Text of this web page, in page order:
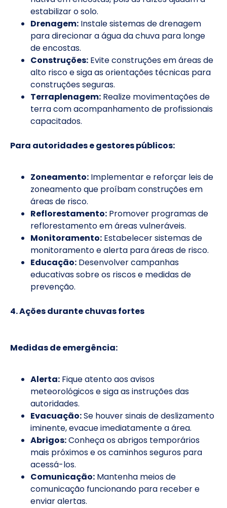
estabilizar o solo.
Drenagem: Instale sistemas de drenagem
para direcionar a água da chuva para longe
de encostas.
Construções: Evite construções em áreas de
alto risco e siga as orientações técnicas para
construções seguras.
Terraplenagem: Realize movimentações de
terra com acompanhamento de profissionais
capacitados.
Para autoridades e gestores públicos:
Zoneamento: Implementar e reforçar leis de
zoneamento que proíbam construções em
áreas de risco.
Reflorestamento: Promover programas de
reflorestamento em áreas vulneráveis.
Monitoramento: Estabelecer sistemas de
monitoramento e alerta para áreas de risco.
Educação: Desenvolver campanhas
educativas sobre os riscos e medidas de
prevenção.
4. Ações durante chuvas fortes
Medidas de emergência:
Alerta: Fique atento aos avisos
meteorológicos e siga as instruções das
autoridades.
Evacuação:Se houver sinais de deslizamento
iminente, evacue imediatamente a área.
Abrigos:Conheça os abrigos temporários
mais próximos e os caminhos seguros para
acessá-los.
Comunicação: Mantenha meios de
comunicação funcionando para receber e
enviar alertas.